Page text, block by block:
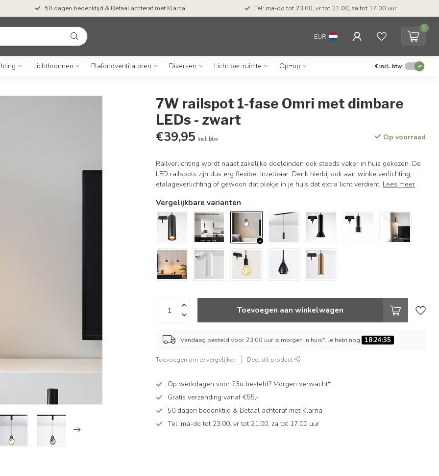
50 dagen bedenktijd & Betaal achteraf met Klarna Tel: ma-do tot 23.00, vr tot 21.00, za tot 17.00 uur
EUR
0
Lichtbronnen Plafondventilatoren Diversen Licht per ruimte Op=op €Incl. btw
7W railspot 1-fase Omri met dimbare
LEDs - zwart
€39,95 Incl. btw Op voorraad
Railverlichting wordt naast zakelijke doeleinden ook steeds vaker in huis gekozen. De
LED railspots zijn dus erg flexibel inzetbaar. Denk hierbij ook aan winkelverlichting,
etalageverlichting of gewoon dat plekje in je huis dat extra licht verdient. Lees meer.
Vergelijkbare varianten
Toevoegen aan winkelwagen
Vandaag besteld voor 23.00 uur is morgen in huis*. Je hebt nog 18:24:34
Toevoegen om te vergelijken Deel dit product
Op werkdagen voor 23u besteld? Morgen verwacht*
Gratis verzending vanaf €55,-
50 dagen bedenktijd & Betaal achteraf met Klarna
Tel: ma-do tot 23.00, vr tot 21.00, za tot 17.00 uur